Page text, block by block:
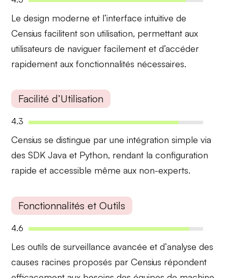
Ledesign moderne et l’interface intuitive de
Censius facilitent son utilisation, permettant aux
utilisateurs de naviguer facilement et d’accéder
rapidement aux fonctionnalités nécessaires.
Facilité d’Utilisation
4.3
Censius se distingue par uneintégration simple via
des SDK Java et Python, rendant la configuration
rapide et accessible même aux non-experts.
Fonctionnalités et Outils
4.6
Les outils desurveillance avancée et d’analyse des
causes racines proposés par Censius répondent